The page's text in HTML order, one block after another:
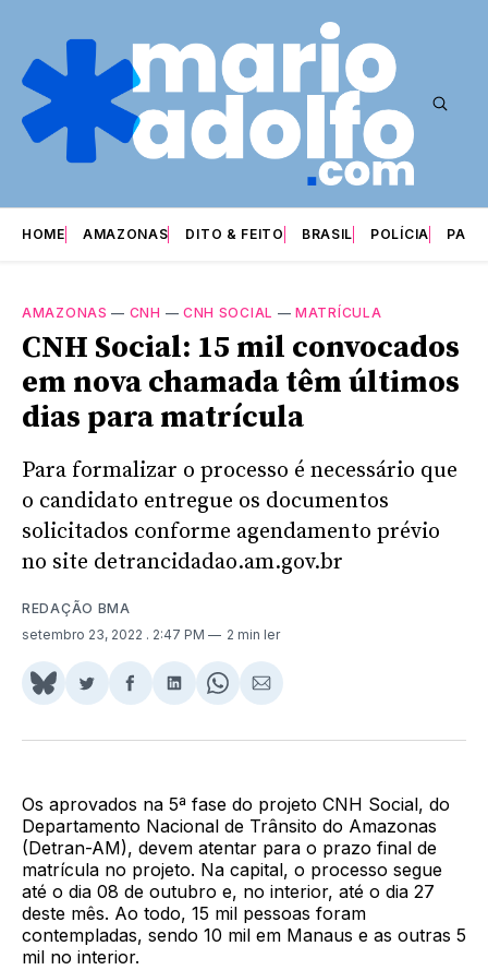
HOME AMAZONAS DITO & FEITO BRASIL POLÍCIA
AMAZONAS — CNH — CNH SOCIAL —MATRÍCULA
CNH Social: 15 mil convocados
em nova chamada têm últimos
dias para matrícula
Para formalizar o processo é necessário que
o candidato entregue os documentos
solicitados conforme agendamento prévio
no site detrancidadao.am.gov.br
REDAÇÃO BMA
setembro 23, 2022 . 2:47 PM 2 min ler
Share
BlueSky
Compartilhar
Twitter
Compartilhar
Facebook
Compartilhar
LinkedIn
Share
WhatsApp
Compartilhar
Email
Os aprovados na 5ª fase do projeto CNH Social, do
Departamento Nacional de Trânsito do Amazonas
(Detran-AM), devem atentar para o prazo final de
matrícula no projeto. Na capital, o processo segue
até o dia 08 de outubro e, no interior, até o dia 27
deste mês. Ao todo, 15 mil pessoas foram
contempladas, sendo 10 mil em Manaus e as outras 5
mil no interior.